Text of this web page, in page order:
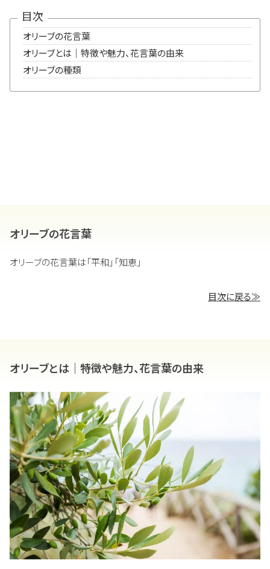
目次
オリーブの花言葉
オリーブとは｜特徴や魅力、花言葉の由来
オリーブの種類
オリーブの花言葉
オリーブの花言葉は「平和」「知恵」
目次に戻る≫
オリーブとは｜特徴や魅力、花言葉の由来